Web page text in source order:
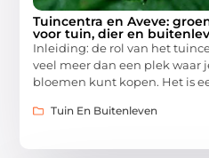
Tuincentra en Aveve:
voor tuin, dier en
Inleiding: de rol van het
veel meer dan een plek waar
bloemen kunt kopen. Het is
Tuin En Buitenleven